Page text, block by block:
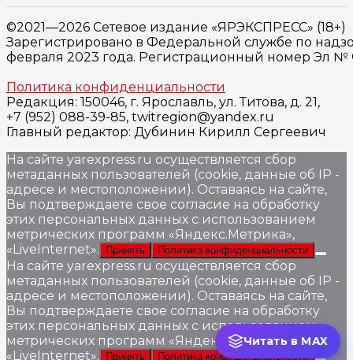
©2021—2026 Сетевое издание «ЯРЭКСПРЕСС» (18+)
Зарегистрировано в Федеральной службе по
февраля 2023 года. Регистрационный номер Эл №
Политика конфиденциальности
Редакция: 150046, г. Ярославль, ул. Титова, д. 21,
+7 (952) 088-39-85, twitregion@yandex.ru
Главный редактор: Дубинин Кирилл Сергеевич
На сайте yarexpress.ru осуществляется сбор
метаданных пользователей (cookie, данные об IP -
адресе и местоположении). Оставаясь на сайте,
Вы подтверждаете свое согласие на обработку
этих персональных данных c использованием
метрических программ «Яндекс.Метрика»,
«LiveInternet».
Принять Политика конфиденциальности
На сайте yarexpress.ru осуществляется сбор
метаданных пользователей (cookie, данные об IP -
адресе и местоположении). Оставаясь на сайте,
Вы подтверждаете свое согласие на обработку
этих персональных данных c использованием
метрических программ «Яндекс.Метрика»,
«LiveInternet».
Принять Политика конфиденциальности
Читать в MAX